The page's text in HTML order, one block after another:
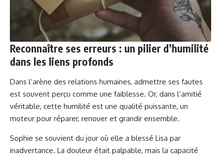
Reconnaître ses erreurs : un pilier d’humilité
dans les liens profonds
Dans l’arène des relations humaines, admettre ses fautes
est souvent perçu comme une faiblesse. Or, dans l’amitié
véritable, cette humilité est une qualité puissante, un
moteur pour réparer, renouer et grandir ensemble.
Sophie se souvient du jour où elle a blessé Lisa par
inadvertance. La douleur était palpable, mais la capacité